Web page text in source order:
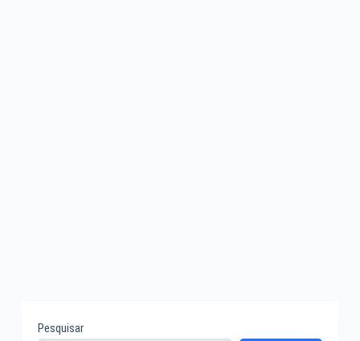
Pesquisar